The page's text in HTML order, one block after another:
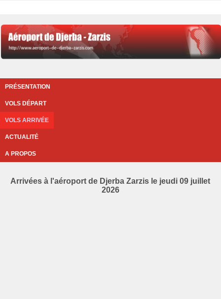
PRÉSENTATION
VOLS DÉPART
VOLS ARRIVÉE
ACTUALITÉ
A PROPOS
Arrivées à l'aéroport de Djerba Zarzis le jeudi 09 juillet
2026